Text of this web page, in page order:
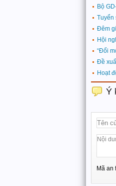
Bộ
Tuyển
Đêm
Hội
“Đổi
Đề
Hoạt
Ý
Mã an